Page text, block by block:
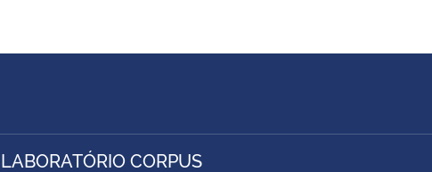
LABORATÓRIO CORPUS